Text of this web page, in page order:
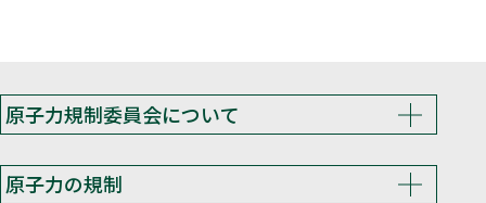
原子力規制委員会について
原子力の規制